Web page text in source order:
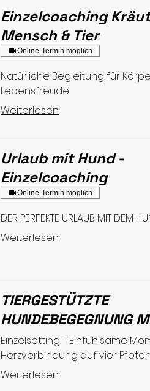
Einzelcoaching
Mensch & Tier
Online-Termin möglich
Natürliche Begleitung für
Lebensfreude
Weiterlesen
Urlaub mit Hund -
Einzelcoaching
Online-Termin möglich
DER PERFEKTE URLAUB MIT DEM
Weiterlesen
TIERGESTÜTZTE
HUNDEBEGEGNUNG
Einzelsetting - Einfühlsame
Herzverbindung auf vier
Weiterlesen